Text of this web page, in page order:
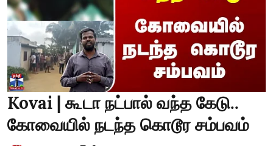
Kovai | கூடா நட்பால் வந்த கேடு..
கோவையில் நடந்த கொடூர சம்பவம்